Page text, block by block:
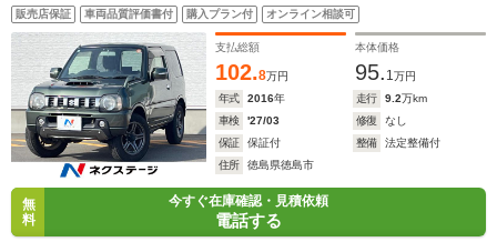
ETC CD 地デジ
販売店保証 車両品質評価書付 購入プラン付 オンライン相談可
支払総額
102.8万円
本体価格
95. 1万円
年式
2016年 走行 9.2万km
車検
'27/03 修復
なし
保証
保証付 整備
法定整備付
住所
徳島県徳島市
無
料
今すぐ在庫確認・見積依頼
電話する